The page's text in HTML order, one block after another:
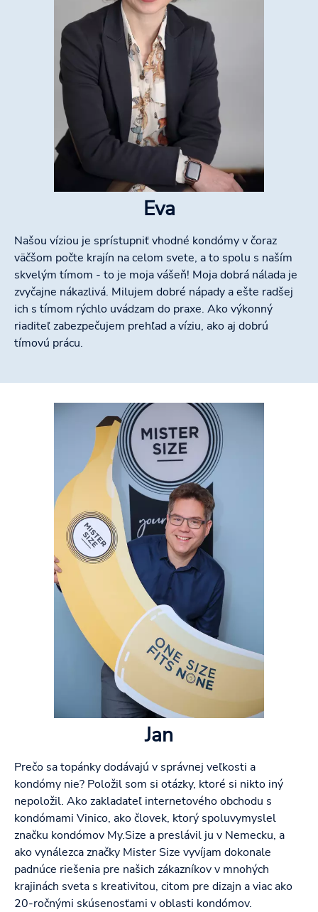
Eva
Našou víziou je sprístupniť vhodné kondómy v čoraz
väčšom počte krajín na celom svete, a to spolu s naším
skvelým tímom - to je moja vášeň! Moja dobrá nálada je
zvyčajne nákazlivá. Milujem dobré nápady a ešte radšej
ich s tímom rýchlo uvádzam do praxe. Ako výkonný
riaditeľ zabezpečujem prehľad a víziu, ako aj dobrú
tímovú prácu.
Jan
Prečo sa topánky dodávajú v správnej veľkosti a
kondómy nie? Položil som si otázky, ktoré si nikto iný
nepoložil. Ako zakladateľ internetového obchodu s
kondómami Vinico, ako človek, ktorý spoluvymyslel
značku kondómov My.Size a preslávil ju v Nemecku, a
ako vynálezca značky Mister Size vyvíjam dokonale
padnúce riešenia pre našich zákazníkov v mnohých
krajinách sveta s kreativitou, citom pre dizajn a viac ako
20-ročnými skúsenosťami v oblasti kondómov.